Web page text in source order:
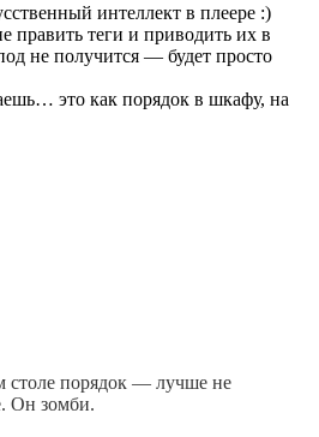
интеллект в плеере :)
править теги и приводить их в
не получится — будет просто
это как порядок в шкафу, на
столе порядок — лучше не
Он зомби.